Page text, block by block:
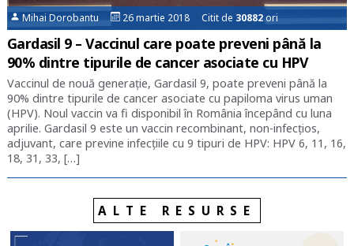
Mihai Dorobantu 26 martie 2018 Citit de 30882ori
Gardasil 9 – Vaccinul care poate preveni până la
90% dintre tipurile de cancer asociate cu HPV
Vaccinul de nouă generație, Gardasil 9, poate preveni până la
90% dintre tipurile de cancer asociate cu papiloma virus uman
(HPV). Noul vaccin va fi disponibil în România începând cu luna
aprilie. Gardasil 9 este un vaccin recombinant, non-infecțios,
adjuvant, care previne infecțiile cu 9 tipuri de HPV: HPV 6, 11, 16,
18, 31, 33, […]
ALTE RESURSE